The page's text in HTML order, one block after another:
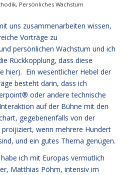
, Persönliches Wachstum
uns zusammenarbeiten wissen,
Vorträge zu
persönlichen Wachstum und ich
Rückkopplung, dass diese
hier). Ein wesentlicher Hebel der
besteht darin, dass ich
oder andere technische
auf der Bühne mit den
gegebenenfalls von der
proijiziert, wenn mehrere Hundert
und ein gutes Thema genügen.
ich mit Europas vermutlich
Matthias Pöhm, intensiv im